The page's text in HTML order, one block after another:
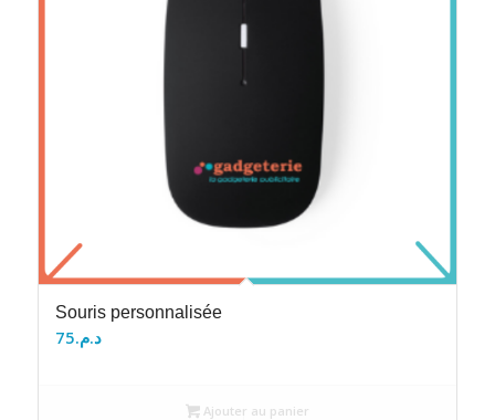
Souris personnalisée
د.م.75
Ajouter au panier